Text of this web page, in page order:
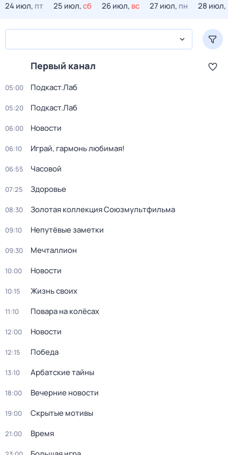
24 июл, пт 25 июл,сб 26 июл, вс 27 июл, пн 28 июл,
Первый канал
05:00 Подкаст.Лаб
05:20 Подкаст.Лаб
06:00 Новости
06:10 Играй, гармонь любимая!
06:55 Часовой
07:25 Здоровье
08:30 Золотая коллекция Союзмультфильма
09:10 Непутёвые заметки
09:30 Мечталлион
10:00 Новости
10:15 Жизнь своих
11:10 Повара на колёсах
12:00 Новости
12:15 Победа
13:10 Арбатские тайны
18:00 Вечерние новости
19:00 Скрытые мотивы
21:00 Время